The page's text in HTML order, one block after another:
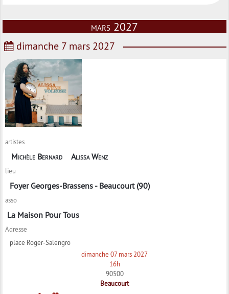
mars 2027
dimanche 7 mars 2027
artistes
Michèle Bernard Alissa Wenz
lieu
Foyer Georges-Brassens - Beaucourt (90)
asso
La Maison Pour Tous
Adresse
place Roger-Salengro
dimanche 07 mars 2027
16h
90500
Beaucourt